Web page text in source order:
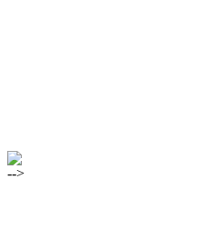
-->